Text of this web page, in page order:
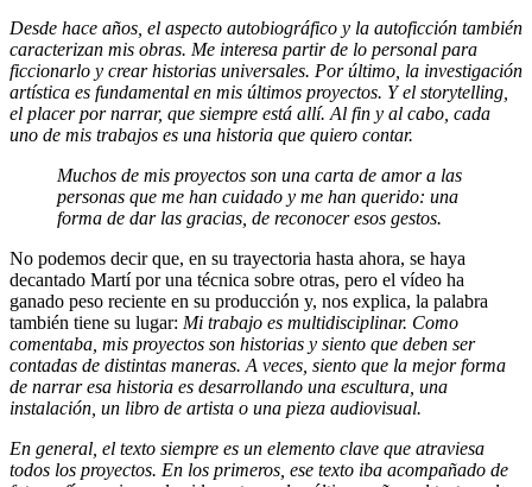
Desde hace años, el aspecto autobiográfico y la autoficción también
caracterizan mis obras. Me interesa partir de lo personal para
ficcionarlo y crear historias universales. Por último, la investigación
artística es fundamental en mis últimos proyectos. Y el storytelling,
el placer por narrar, que siempre está allí. Al fin y al cabo, cada
uno de mis trabajos es una historia que quiero contar.
Muchos de mis proyectos son una carta de amor a las
personas que me han cuidado y me han querido: una
forma de dar las gracias, de reconocer esos gestos.
No podemos decir que, en su trayectoria hasta ahora, se haya
decantado Martí por una técnica sobre otras, pero el vídeo ha
ganado peso reciente en su producción y, nos explica, la palabra
también tiene su lugar: Mi trabajo es multidisciplinar. Como
comentaba, mis proyectos son historias y siento que deben ser
contadas de distintas maneras. A veces, siento que la mejor forma
de narrar esa historia es desarrollando una escultura, una
instalación, un libro de artista o una pieza audiovisual.
En general, el texto siempre es un elemento clave que atraviesa
todos los proyectos. En los primeros, ese texto iba acompañado de